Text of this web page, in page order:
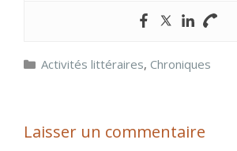
Catégories
Activités littéraires, Chroniques
Laisser un commentaire